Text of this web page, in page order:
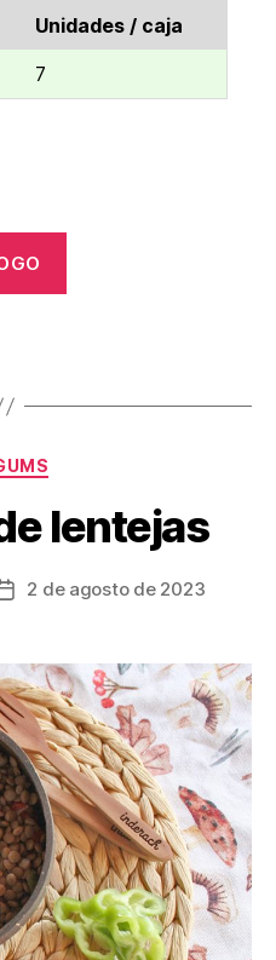
Unidades / caja
7
Categorías
lentejas
Fecha
entrada
2 de agosto de 2023